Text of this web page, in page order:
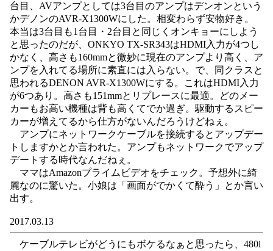
台目、AVアンプとしては3台目のアンプはデンオンという
かデノンのAVR-X1300Wにした。相変わらず安物好き。
本当は3台目も1台目・2台目と同じくオンキョーにしよう
と思ったのだが、ONKYO TX-SR343はHDMI入力が4つし
かなく、高さも160mmと微妙に現在のアンプより高く、ア
ンプを入れてる場所に素直には入らない。で、同クラスと
思われるDENON AVR-X1300Wにする。これはHDMI入力
が6つあり。高さも151mmとリプレースに最適。どのメー
カーもお高い機種は背も高くてでか過ぎ。駆動するスピー
カーが増えてるから仕方がないんだろうけどねぇ。
アンプにネットワークケーブルを接続するとアップデー
トしますかとか言われた。アンプもネットワークでアップ
デートする時代なんだねぇ。
ママはAmazonプライムビデオをチェック。予想外に綺
麗なのに驚いた。小娘は「画面がでかくて酔う」とか言い
出す。
2017.03.13
ケーブルテレビがどうにもボケるなぁと思ったら、480i